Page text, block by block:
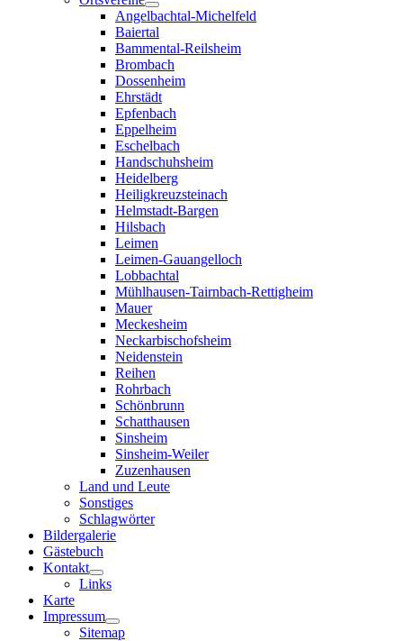
Angelbachtal-Michelfeld
Baiertal
Bammental-Reilsheim
Brombach
Dossenheim
Ehrstädt
Epfenbach
Eppelheim
Eschelbach
Handschuhsheim
Heidelberg
Heiligkreuzsteinach
Helmstadt-Bargen
Hilsbach
Leimen
Leimen-Gauangelloch
Lobbachtal
Mühlhausen-Tairnbach-Rettigheim
Mauer
Meckesheim
Neckarbischofsheim
Neidenstein
Reihen
Rohrbach
Schönbrunn
Schatthausen
Sinsheim
Sinsheim-Weiler
Zuzenhausen
Land und Leute
Sonstiges
Schlagwörter
Bildergalerie
Gästebuch
Kontakt
Links
Karte
Impressum
Sitemap